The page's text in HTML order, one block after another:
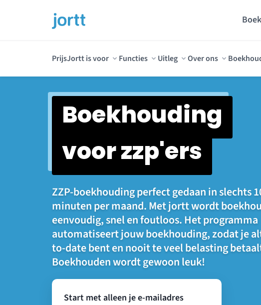
PrijsJortt is voor Functies Uitleg Over ons
Boekhouding
voor zzp'ers
ZZP-boekhouding perfect gedaan in slechts
minuten per maand. Met jortt wordt
eenvoudig, snel en foutloos. Het programma
automatiseert jouw boekhouding, zodat je
to-date bent en nooit te veel belasting
Boekhouden wordt gewoon leuk!
Start met alleen je e-mailadres